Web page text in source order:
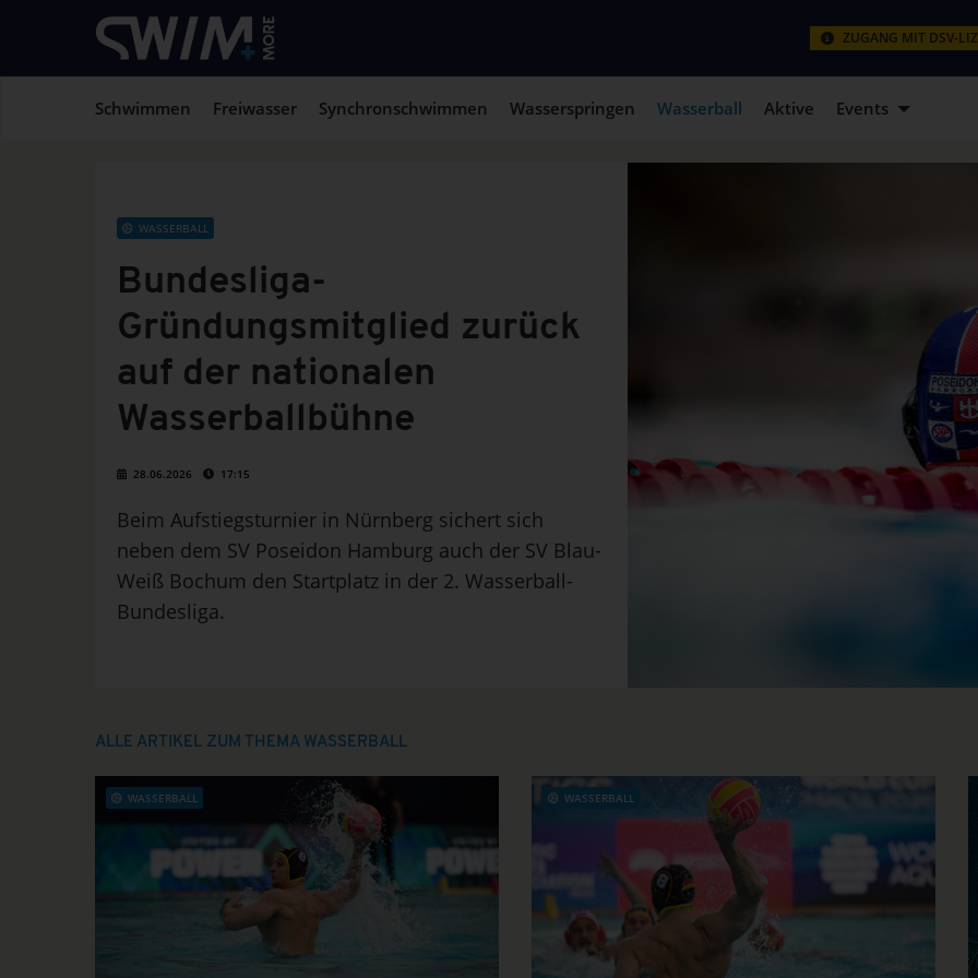
ZUGANG MIT DSV-
Schwimmen Freiwasser Synchronschwimmen Wasserspringen Wasserball Aktive Events
WASSERBALL
Bundesliga-
Gründungsmitglied zurück
auf der nationalen
Wasserballbühne
28.06.2026 17:15
Beim Aufstiegsturnier in Nürnberg sichert sich
neben dem SV Poseidon Hamburg auch der SV Blau-
Weiß Bochum den Startplatz in der 2. Wasserball-
Bundesliga.
ALLE ARTIKEL ZUM THEMA WASSERBALL
WASSERBALL WASSERBALL